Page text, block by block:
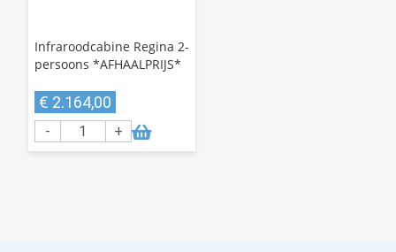
Infraroodcabine Regina 2-
persoons *AFHAALPRIJS*
€ 2.164,00
- +